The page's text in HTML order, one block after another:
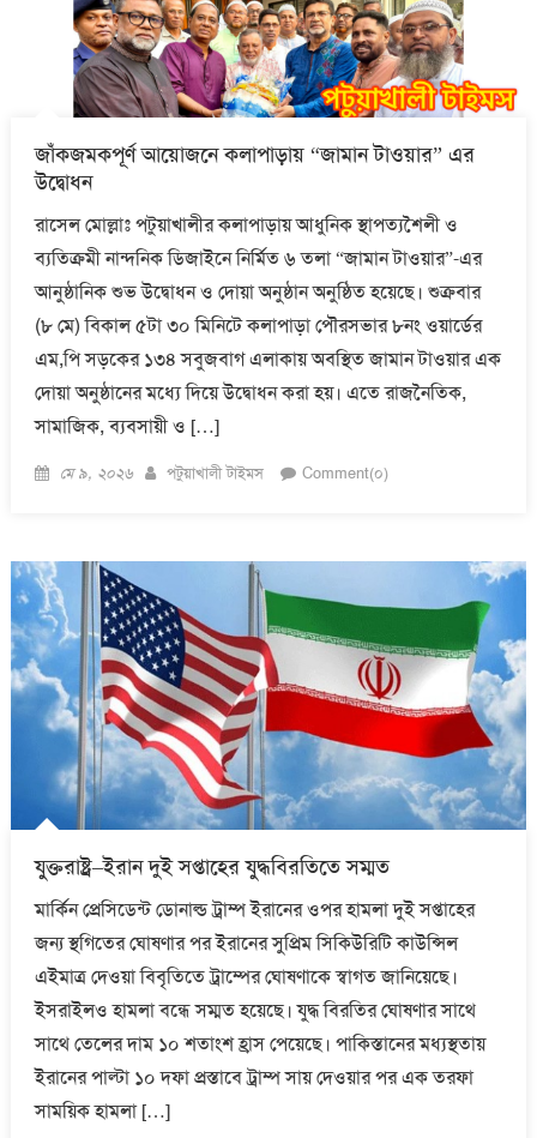
জাঁকজমকপূর্ণ আয়োজনে কলাপাড়ায় “জামান টাওয়ার” এর
উদ্বোধন
রাসেল মোল্লাঃ পটুয়াখালীর কলাপাড়ায় আধুনিক স্থাপত্যশৈলী ও
ব্যতিক্রমী নান্দনিক ডিজাইনে নির্মিত ৬ তলা “জামান টাওয়ার”-এর
আনুষ্ঠানিক শুভ উদ্বোধন ও দোয়া অনুষ্ঠান অনুষ্ঠিত হয়েছে। শুক্রবার
(৮ মে) বিকাল ৫টা ৩০ মিনিটে কলাপাড়া পৌরসভার ৮নং ওয়ার্ডের
এম,পি সড়কের ১৩৪ সবুজবাগ এলাকায় অবস্থিত জামান টাওয়ার এক
দোয়া অনুষ্ঠানের মধ্যে দিয়ে উদ্বোধন করা হয়। এতে রাজনৈতিক,
সামাজিক, ব্যবসায়ী ও […]
Posted
মে ৯, ২০২৬ Author
পটুয়াখালী টাইমস Comment(০)
যুক্তরাষ্ট্র–ইরান দুই সপ্তাহের যুদ্ধবিরতিতে সম্মত
মার্কিন প্রেসিডেন্ট ডোনাল্ড ট্রাম্প ইরানের ওপর হামলা দুই সপ্তাহের
জন্য স্থগিতের ঘোষণার পর ইরানের সুপ্রিম সিকিউরিটি কাউন্সিল
এইমাত্র দেওয়া বিবৃতিতে ট্রাম্পের ঘোষণাকে স্বাগত জানিয়েছে।
ইসরাইলও হামলা বন্ধে সম্মত হয়েছে। যুদ্ধ বিরতির ঘোষণার সাথে
সাথে তেলের দাম ১০ শতাংশ হ্রাস পেয়েছে। পাকিস্তানের মধ্যস্থতায়
ইরানের পাল্টা ১০ দফা প্রস্তাবে ট্রাম্প সায় দেওয়ার পর এক তরফা
সাময়িক হামলা […]